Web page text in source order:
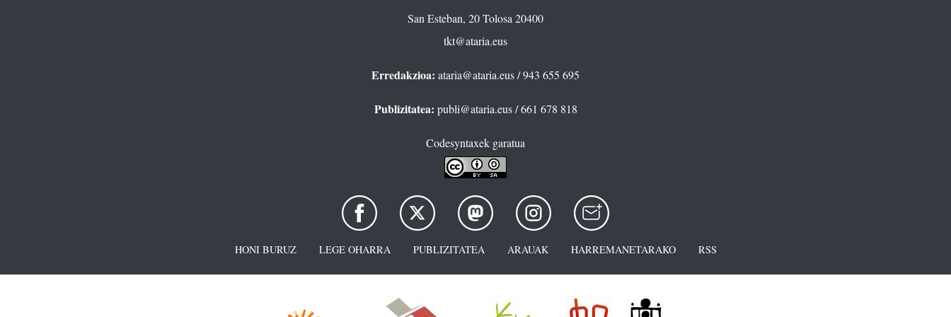
San Esteban, 20 Tolosa 20400
tkt@ataria.eus
Erredakzioa: ataria@ataria.eus/ 943 655 695
Publizitatea: publi@ataria.eus/ 661 678 818
Codesyntaxek garatua
HONI BURUZ LEGE OHARRA PUBLIZITATEA ARAUAK HARREMANETARAKO RSS